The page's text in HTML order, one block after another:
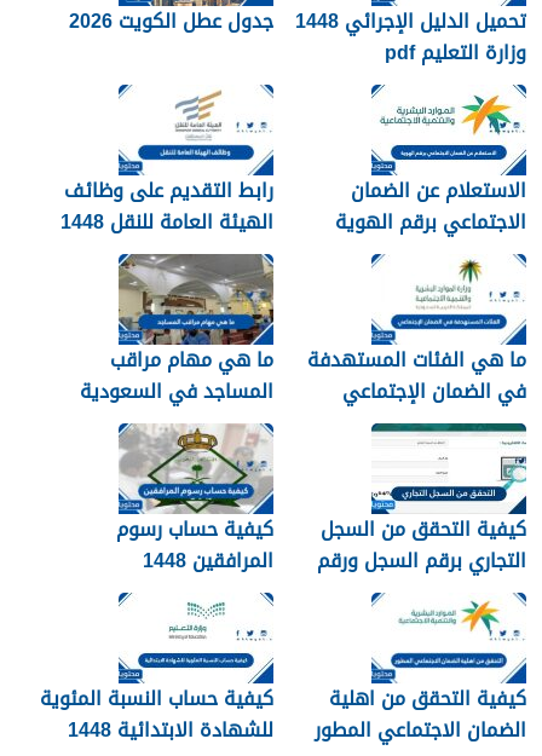
تحميل الدليل الإجرائي 1448
وزارة التعليم pdf
جدول عطل الكويت 2026
الاستعلام عن الضمان
الاجتماعي برقم الهوية
1448
رابط التقديم على وظائف
الهيئة العامة للنقل 1448
في الرياض
ما هي الفئات المستهدفة
في الضمان الإجتماعي
الجديد 1448
ما هي مهام مراقب
المساجد في السعودية
1448
كيفية التحقق من السجل
التجاري برقم السجل ورقم
الهوية 1448
كيفية حساب رسوم
المرافقين 1448
كيفية التحقق من اهلية
الضمان الاجتماعي المطور
كيفية حساب النسبة المئوية
للشهادة الابتدائية 1448